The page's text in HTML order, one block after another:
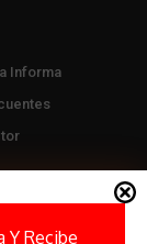
Informa